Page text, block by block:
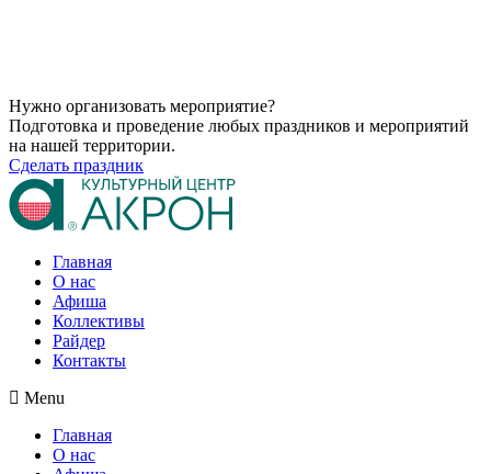
Нужно организовать мероприятие?
Подготовка и проведение любых праздников и мероприятий
на нашей территории.
Сделать праздник
Главная
О нас
Афиша
Коллективы
Райдер
Контакты
Menu
Главная
О нас